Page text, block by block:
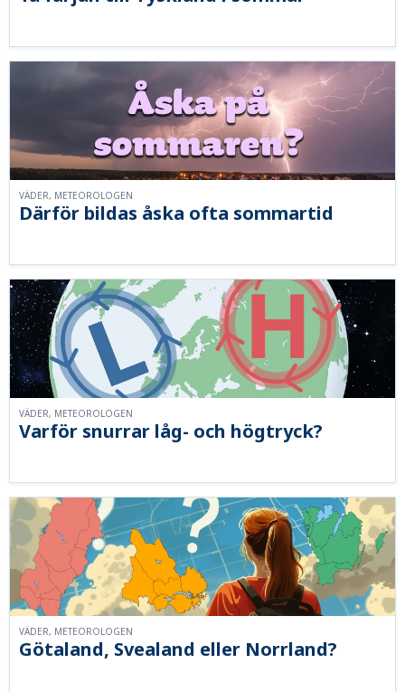
Därför bildas åska ofta sommartid
VÄDER, METEOROLOGEN
Varför snurrar låg- och högtryck?
VÄDER, METEOROLOGEN
Götaland, Svealand eller Norrland?
VÄDER, METEOROLOGEN